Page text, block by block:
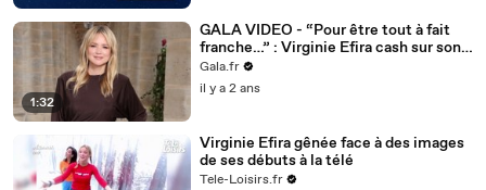
1:32
GALA VIDEO - “Pour être tout à fait
franche…” : Virginie Efira cash sur son
rapport à l’alcool
Gala.fr
il y a 2 ans
Virginie Efira gênée face à des images
de ses débuts à la télé
Tele-Loisirs.fr